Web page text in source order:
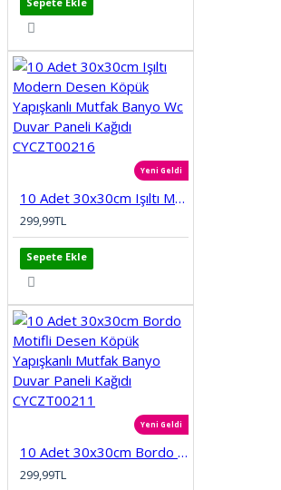
Yeni Geldi
10 Adet 30x30cm Işıltı Modern Desen Köpük Yapışkanlı Mutfak Banyo Wc Duvar Paneli Kağıdı CYCZT00216
299,99TL
Sepete Ekle
Yeni Geldi
10 Adet 30x30cm Bordo Motifli Desen Köpük Yapışkanlı Mutfak Banyo Duvar Paneli Kağıdı CYCZT00211
299,99TL